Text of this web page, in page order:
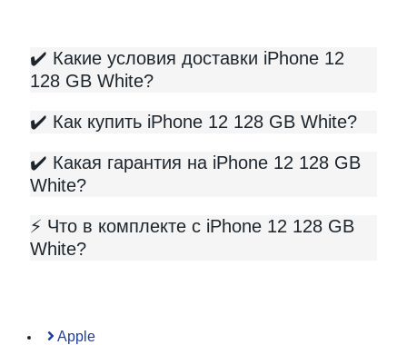
✔️ Какие условия доставки iPhone 12
128 GB White?
✔️ Как купить iPhone 12 128 GB White?
✔️ Какая гарантия на iPhone 12 128 GB
White?
⚡️ Что в комплекте с iPhone 12 128 GB
White?
Apple